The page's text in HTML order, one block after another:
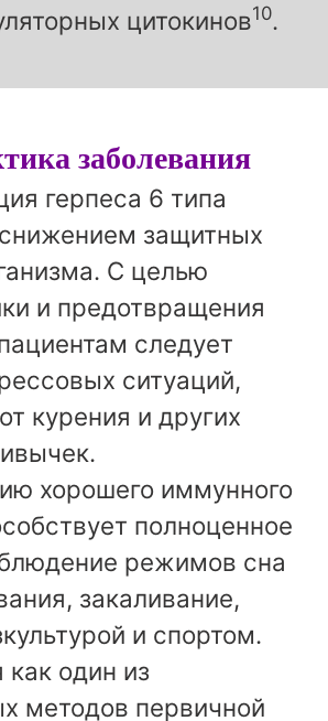
цитокинов10.
заболевания
герпеса 6 типа
защитных
С целью
и предотвращения
следует
ситуаций,
курения и других
хорошего иммунного
полноценное
режимов сна
закаливание,
и спортом.
один из
методов первичной